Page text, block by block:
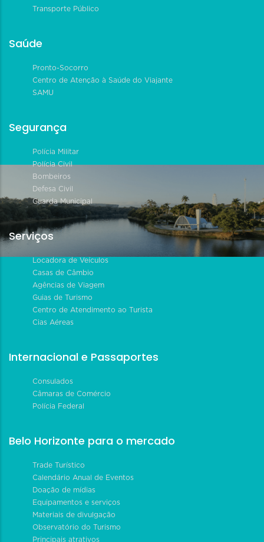
Transporte Público
Saúde
Pronto-Socorro
Centro de Atenção à Saúde do Viajante
SAMU
Segurança
Polícia Militar
Polícia Civil
Bombeiros
Defesa Civil
Guarda Municipal
Serviços
Locadora de Veículos
Casas de Câmbio
Agências de Viagem
Guias de Turismo
Centro de Atendimento ao Turista
Cias Aéreas
Internacional e Passaportes
Consulados
Câmaras de Comércio
Polícia Federal
Belo Horizonte para o mercado
Trade Turístico
Calendário Anual de Eventos
Doação de mídias
Equipamentos e serviços
Materiais de divulgação
Observatório do Turismo
Principais atrativos